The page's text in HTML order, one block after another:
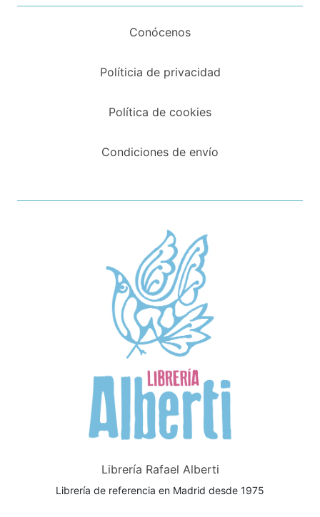
Conócenos
Políticia de privacidad
Política de cookies
Condiciones de envío
Librería Rafael Alberti
Librería de referencia en Madrid desde 1975